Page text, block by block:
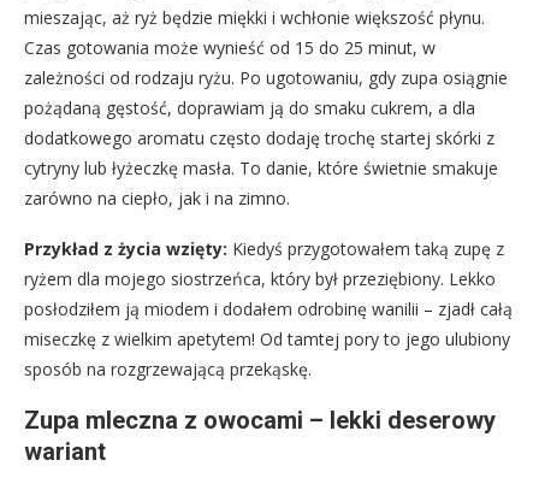
mieszając, aż ryż będzie miękki i wchłonie większość płynu.
Czas gotowania może wynieść od 15 do 25 minut, w
zależności od rodzaju ryżu. Po ugotowaniu, gdy zupa osiągnie
pożądaną gęstość, doprawiam ją do smaku cukrem, a dla
dodatkowego aromatu często dodaję trochę startej skórki z
cytryny lub łyżeczkę masła. To danie, które świetnie smakuje
zarówno na ciepło, jak i na zimno.
Przykład z życia wzięty: Kiedyś przygotowałem taką zupę z
ryżem dla mojego siostrzeńca, który był przeziębiony. Lekko
posłodziłem ją miodem i dodałem odrobinę wanilii – zjadł całą
miseczkę z wielkim apetytem! Od tamtej pory to jego ulubiony
sposób na rozgrzewającą przekąskę.
Zupa mleczna z owocami – lekki deserowy
wariant